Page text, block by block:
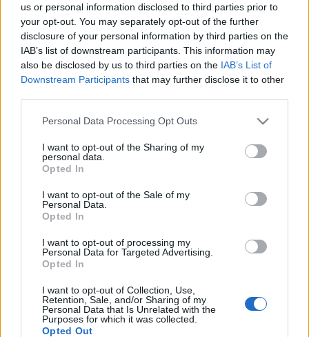
us or personal information disclosed to third parties prior to
your opt-out. You may separately opt-out of the further
disclosure of your personal information by third parties on the
IAB’s list of downstream participants. This information may
also be disclosed by us to third parties on the IAB’s List of
Downstream Participants that may further disclose it to other
Please note that this website/app uses one or more Google
not limited to your visit or usage behaviour. You may click to
grant or deny consent to Google and its third-party tags to
use your data for below specified purposes in below Google
consent section.
Personal Data Processing Opt Outs
I want to opt-out of the Sharing of my
personal data.
Opted In
I want to opt-out of the Sale of my
Personal Data.
Opted In
I want to opt-out of processing my
Personal Data for Targeted Advertising.
Opted In
I want to opt-out of Collection, Use,
Retention, Sale, and/or Sharing of my
Personal Data that Is Unrelated with the
Purposes for which it was collected.
Opted Out
Amire többmillióan vártunk: szombattól
másodfokúra csökken a riasztás
Helyi hírek
Látlelet a hazai víziközművekről?
Bicske vízellátása
termeléssel tehermentesíti a
villamosenergia-rendszert a STRABAG
HIRDETÉS